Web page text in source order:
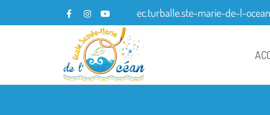
ec.turballe.ste-marie-de-l-